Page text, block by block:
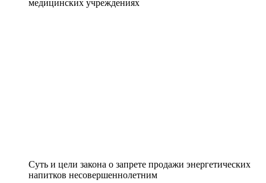
медицинских учреждениях
Суть и цели закона о запрете продажи энергетических
напитков несовершеннолетним